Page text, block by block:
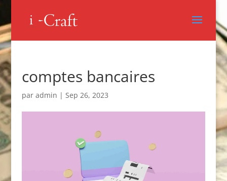
comptes bancaires
par admin | Sep 26, 2023